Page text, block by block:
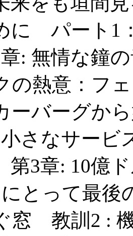
パート1
: 無情な鐘
の熱意：フ
ーバーグ
さなサービ
3章: 10億
とって最
窓 教訓2 :